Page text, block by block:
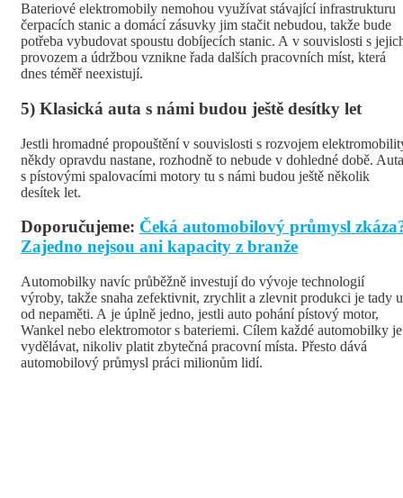
Bateriové elektromobily nemohou využívat stávající infrastrukturu
čerpacích stanic a domácí zásuvky jim stačit nebudou, takže bude
potřeba vybudovat spoustu dobíjecích stanic. A v souvislosti s
provozem a údržbou vznikne řada dalších pracovních míst, která
dnes téměř neexistují.
5) Klasická auta s námi budou ještě desítky let
Jestli hromadné propouštění v souvislosti s rozvojem
někdy opravdu nastane, rozhodně to nebude v dohledné době. Auta
s pístovými spalovacími motory tu s námi budou ještě několik
desítek let.
Doporučujeme: Čeká automobilový průmysl
Zajedno nejsou ani kapacity z branže
Automobilky navíc průběžně investují do vývoje technologií
výroby, takže snaha zefektivnit, zrychlit a zlevnit produkci je tady
od nepaměti. A je úplně jedno, jestli auto pohání pístový motor,
Wankel nebo elektromotor s bateriemi. Cílem každé automobilky je
vydělávat, nikoliv platit zbytečná pracovní místa. Přesto dává
automobilový průmysl práci milionům lidí.